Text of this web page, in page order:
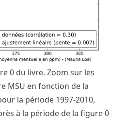
0 du livre. Zoom sur les
MSU en fonction de la
la période 1997-2010,
à la période de la figure 0